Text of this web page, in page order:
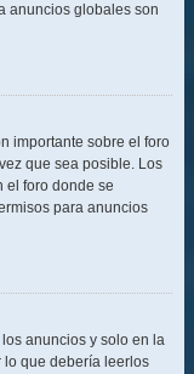
anuncios globales son
importante sobre el foro
que sea posible. Los
el foro donde se
para anuncios
anuncios y solo en la
lo que debería leerlos